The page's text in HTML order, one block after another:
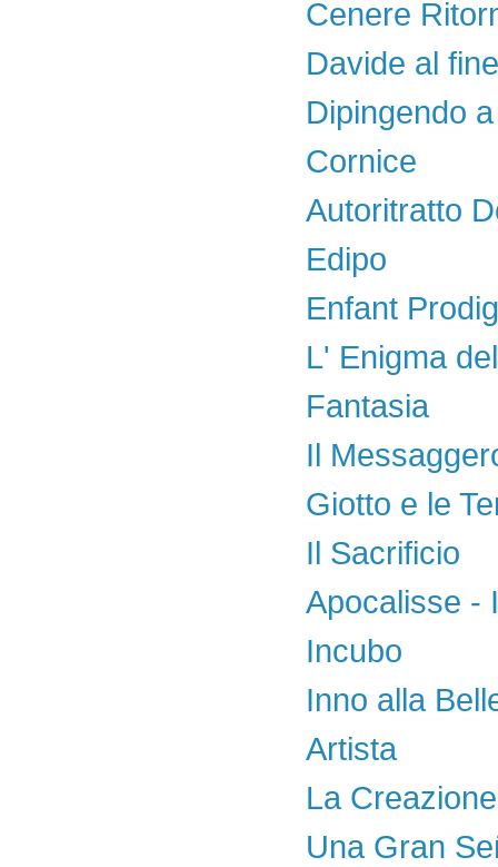
Cenere
Davide al
Dipingendo
Cornice
Autoritratto
Edipo
Enfant
L' Enigma
Fantasia
Il
Giotto e le
Il Sacrificio
Apocalisse -
Incubo
Inno alla
Artista
La
Una Gran